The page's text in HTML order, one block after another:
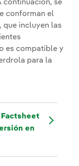
continuación, se
conforman el
que incluyen las
es compatible y
para la
Factsheet
en